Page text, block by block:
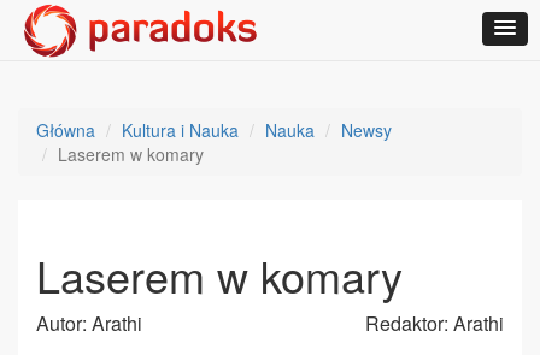
Główna Kultura i Nauka Nauka
Newsy
Laserem w komary
Laserem w komary
Autor: Arathi Redaktor: Arathi